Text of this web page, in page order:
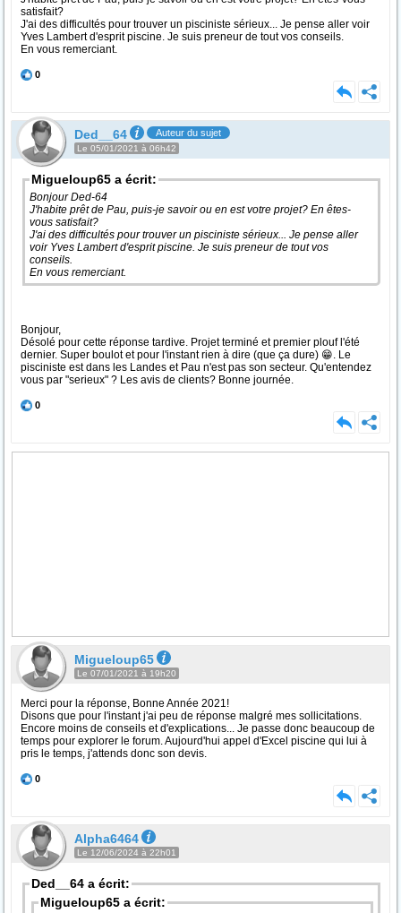
satisfait?
J'ai des difficultés pour trouver un pisciniste sérieux... Je pense aller voir
Yves Lambert d'esprit piscine. Je suis preneur de tout vos conseils.
En vous remerciant.
0
Ded__64 Auteur du sujet
Le 05/01/2021 à 06h42
Migueloup65 a écrit:
Bonjour Ded-64
J'habite prêt de Pau, puis-je savoir ou en est votre projet? En êtes-
vous satisfait?
J'ai des difficultés pour trouver un pisciniste sérieux... Je pense aller
voir Yves Lambert d'esprit piscine. Je suis preneur de tout vos
conseils.
En vous remerciant.
Bonjour,
Désolé pour cette réponse tardive. Projet terminé et premier plouf l'été
dernier. Super boulot et pour l'instant rien à dire (que ça dure) 😁. Le
pisciniste est dans les Landes et Pau n'est pas son secteur. Qu'entendez
vous par "serieux" ? Les avis de clients? Bonne journée.
0
Migueloup65
Le 07/01/2021 à 19h20
Merci pour la réponse, Bonne Année 2021!
Disons que pour l'instant j'ai peu de réponse malgré mes sollicitations.
Encore moins de conseils et d'explications... Je passe donc beaucoup de
temps pour explorer le forum. Aujourd'hui appel d'Excel piscine qui lui à
pris le temps, j'attends donc son devis.
0
Alpha6464
Le 12/06/2024 à 22h01
Ded__64 a écrit:
Migueloup65 a écrit: